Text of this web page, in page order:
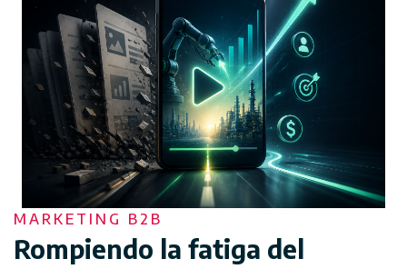
MARKETING B2B
Rompiendo la fatiga del